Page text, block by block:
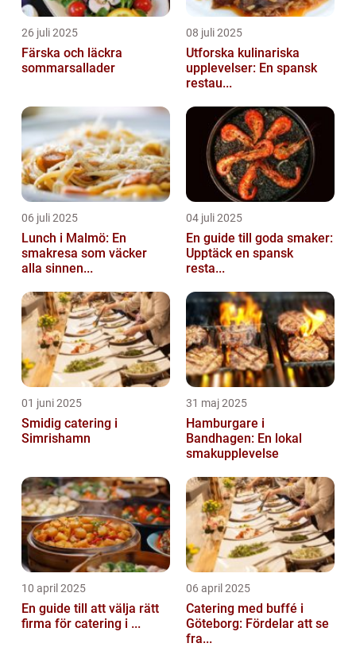
26 juli 2025
Färska och läckra
sommarsallader
08 juli 2025
Utforska kulinariska
upplevelser: En spansk
restau...
06 juli 2025
Lunch i Malmö: En
smakresa som väcker
alla sinnen...
04 juli 2025
En guide till goda smaker:
Upptäck en spansk
resta...
01 juni 2025
Smidig catering i
Simrishamn
31 maj 2025
Hamburgare i
Bandhagen: En lokal
smakupplevelse
10 april 2025
En guide till att välja rätt
firma för catering i ...
06 april 2025
Catering med buffé i
Göteborg: Fördelar att se
fra...